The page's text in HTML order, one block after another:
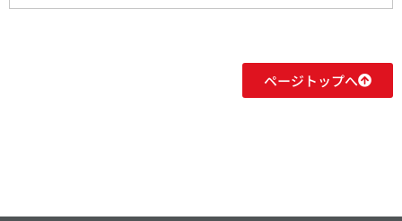
ページトップへ